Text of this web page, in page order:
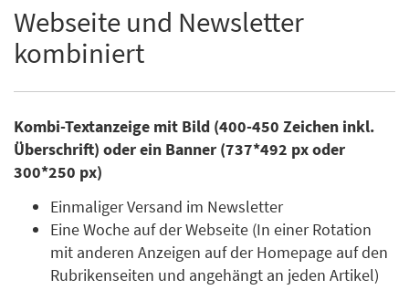
Webseite und Newsletter
kombiniert
Kombi-Textanzeige mit Bild (400-450 Zeichen inkl.
Überschrift) oder ein Banner (737*492 px oder
300*250 px)
Einmaliger Versand im Newsletter
Eine Woche auf der Webseite (In einer Rotation
mit anderen Anzeigen auf der Homepage auf den
Rubrikenseiten und angehängt an jeden Artikel)